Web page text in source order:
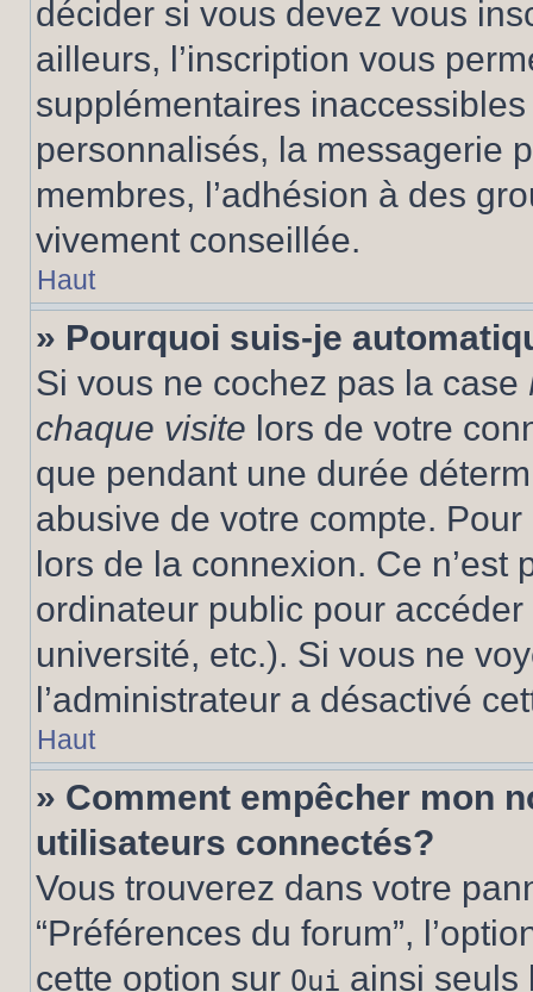
décider si vous devez vous
ailleurs, l’inscription vous
supplémentaires
personnalisés, la messagerie
membres, l’adhésion à des
vivement conseillée.
Haut
» Pourquoi suis-je
Si vous ne cochez pas la case
chaque visite lors de votre
que pendant une durée
abusive de votre compte.
lors de la connexion. Ce
ordinateur public pour
université, etc.). Si vous ne
l’administrateur a désactivé
Haut
» Comment empêcher mon
utilisateurs connectés?
Vous trouverez dans votre
“Préférences du forum”,
cette option sur Oui ainsi seuls